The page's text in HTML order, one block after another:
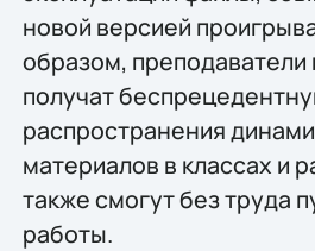
новой версией
образом, преподаватели
получат
распространения
материалов в классах и
также смогут без труда
работы.